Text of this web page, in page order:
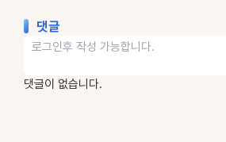
댓글
댓글이 없습니다.